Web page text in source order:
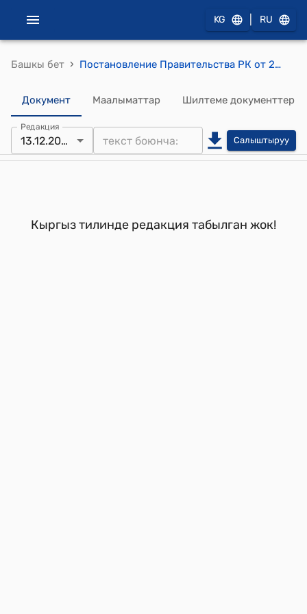
KG RU
Башкы бет › Постановление Правительства РК от 20 марта 1992 года №91 "Вопросы лечебно-оздоровительного объединения при Министерстве здравоохранения Республики Кыргызстан"
Документ Маалыматтар Шилтеме документтер
Редакция
13.12.2023 Салыштыруу
Кыргыз тилинде редакция табылган жок!